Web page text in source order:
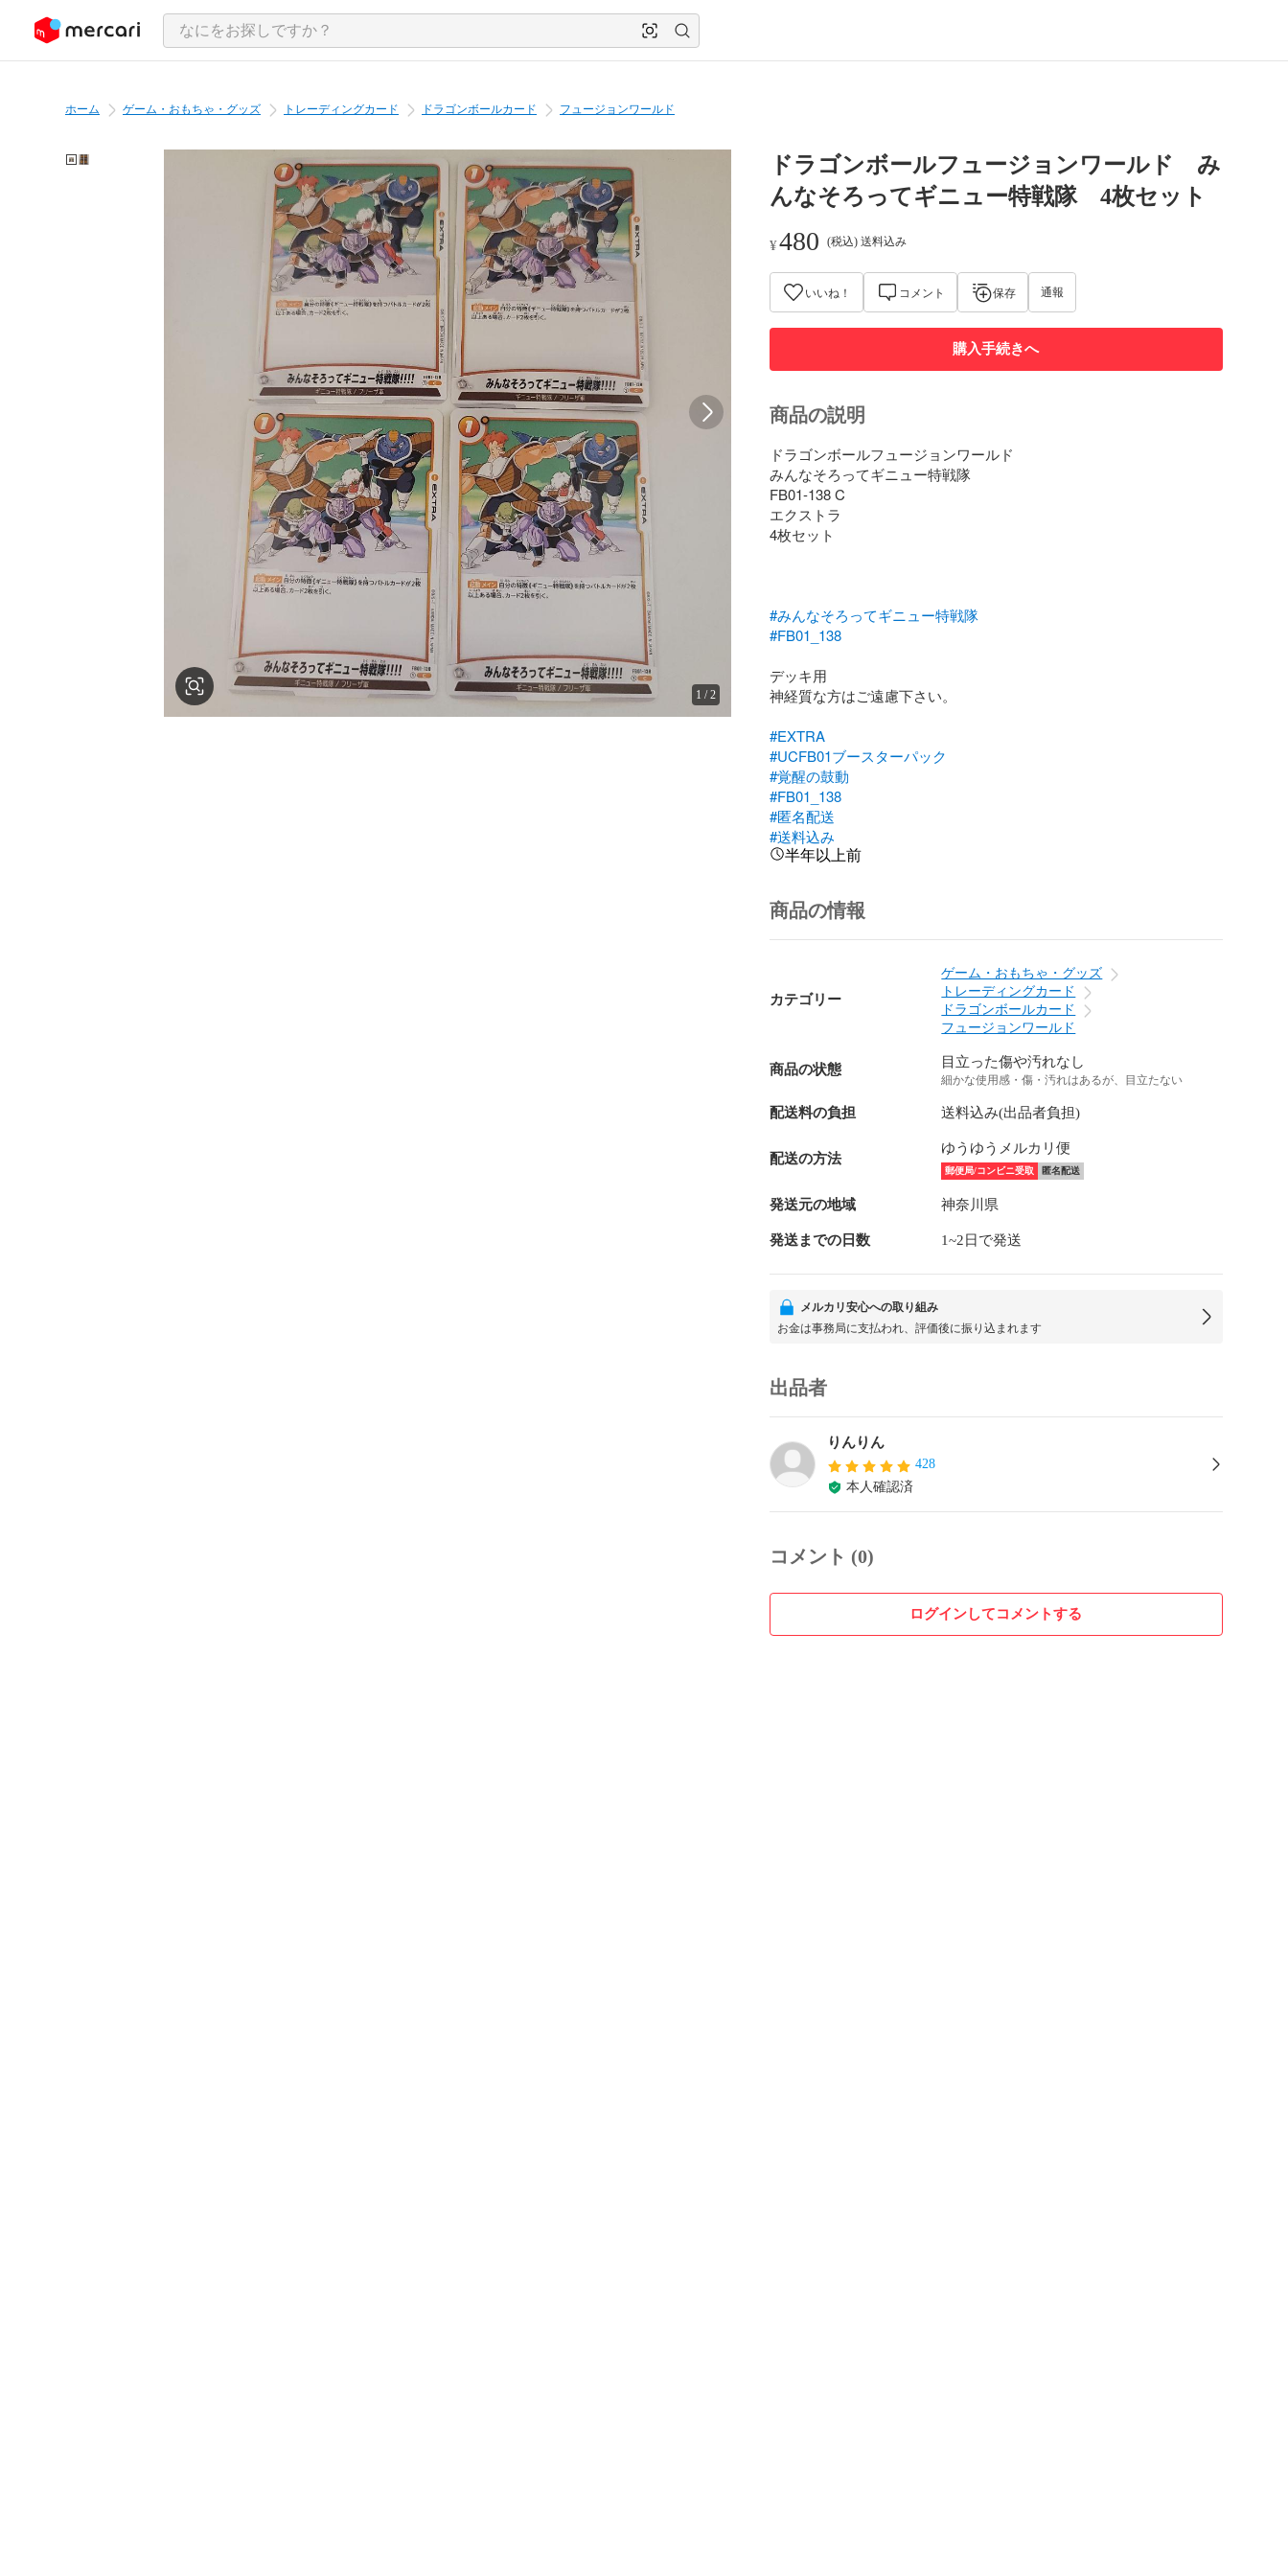
ツにスキップ
ホーム ゲーム・おもちゃ・グッズ トレーディングカード ドラゴンボールカード フュージョンワールド
1 /2
ドラゴンボールフュージョンワールド み
んなそろってギニュー特戦隊 4枚セット
¥480 (税込) 送料込み
いいね！ コメント 保存 通報
購入手続きへ
商品の説明
ドラゴンボールフュージョンワールド
みんなそろってギニュー特戦隊
FB01-138 C
エクストラ
4枚セット
#みんなそろってギニュー特戦隊
#FB01_138
デッキ用
神経質な方はご遠慮下さい。
#EXTRA
#UCFB01ブースターパック
#覚醒の鼓動
#FB01_138
#匿名配送
#送料込み
半年以上前
商品の情報
カテゴリー
ゲーム・おもちゃ・グッズ
トレーディングカード
ドラゴンボールカード
フュージョンワールド
商品の状態 目立った傷や汚れなし
細かな使用感・傷・汚れはあるが、目立たない
配送料の負担 送料込み(出品者負担)
配送の方法
ゆうゆうメルカリ便
郵便局/コンビニ受取 匿名配送
発送元の地域 神奈川県
発送までの日数 1~2日で発送
メルカリ安心への取り組み
お金は事務局に支払われ、評価後に振り込まれます
出品者
りんりん
428
本人確認済
コメント (0)
ログインしてコメントする